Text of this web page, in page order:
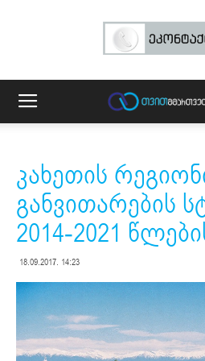
კახეთის
განვითარების
2014-2021
18.09.2017. 14:23